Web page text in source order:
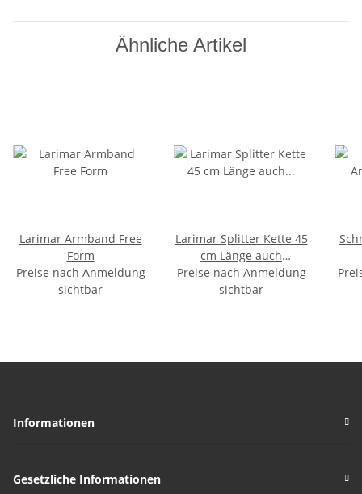
Ähnliche Artikel
Larimar Armband Free
Form
Preise nach Anmeldung
sichtbar
Larimar Splitter Kette 45
cm Länge auch
Atlantisstein genannt
Preise nach Anmeldung
sichtbar
Informationen
Gesetzliche Informationen